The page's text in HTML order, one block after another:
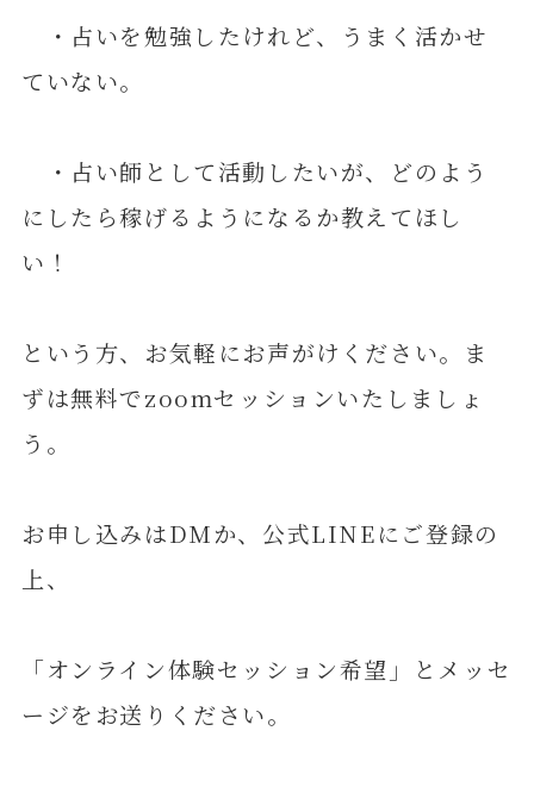
・占いを勉強したけれど、うまく活かせ
ていない。
・占い師として活動したいが、どのよう
にしたら稼げるようになるか教えてほし
い！
という方、お気軽にお声がけください。ま
ずは無料でzoomセッションいたしましょ
う。
お申し込みはDMか、公式LINEにご登録の
上、
「オンライン体験セッション希望」とメッセ
ージをお送りください。